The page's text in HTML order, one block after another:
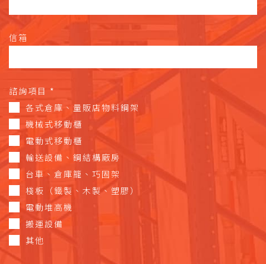
信箱
諮詢項目 *
各式倉庫、量販店物料鋼架
機械式移動櫃
電動式移動櫃
輸送設備、鋼結構廠房
台車、倉庫籠、巧固架
棧板（鐵製、木製、塑膠）
電動堆高機
搬運設備
其他